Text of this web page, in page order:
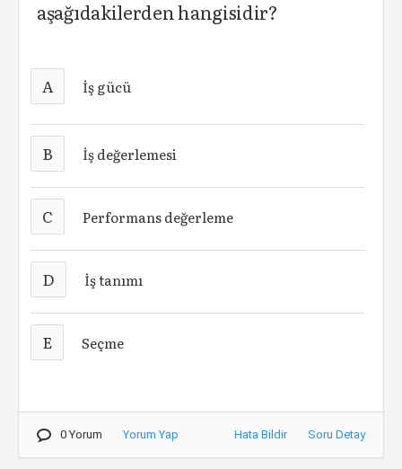
aşağıdakilerden hangisidir?
A İş gücü
B İş değerlemesi
C Performans değerleme
D İş tanımı
E Seçme
0 Yorum Yorum Yap Hata Bildir Soru Detay